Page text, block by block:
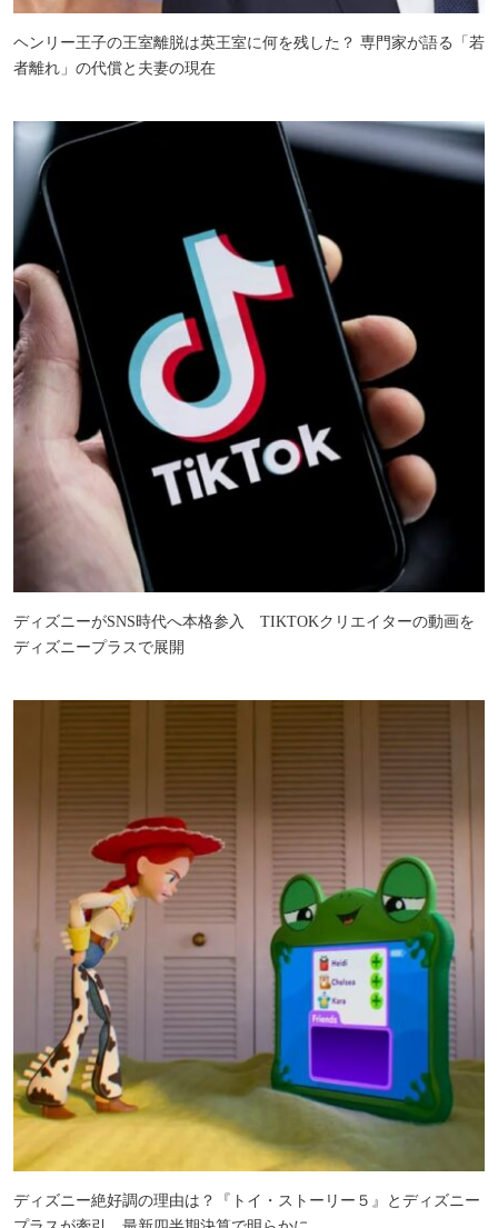
ヘンリー王子の王室離脱は英王室に何を残した？ 専門家が語る「若
者離れ」の代償と夫妻の現在
ディズニーがSNS時代へ本格参入 TIKTOKクリエイターの動画を
ディズニープラスで展開
ディズニー絶好調の理由は？『トイ・ストーリー５』とディズニー